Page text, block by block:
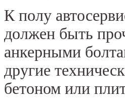
К полу
должен быть
анкерными
другие
бетоном или